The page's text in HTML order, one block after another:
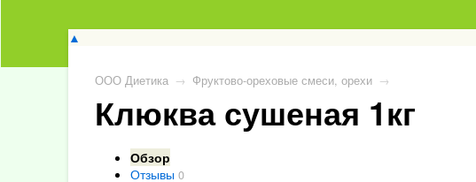
▲
ООО Диетика → Фруктово-ореховые смеси, орехи →
Клюква сушеная 1кг
Обзор
Отзывы 0